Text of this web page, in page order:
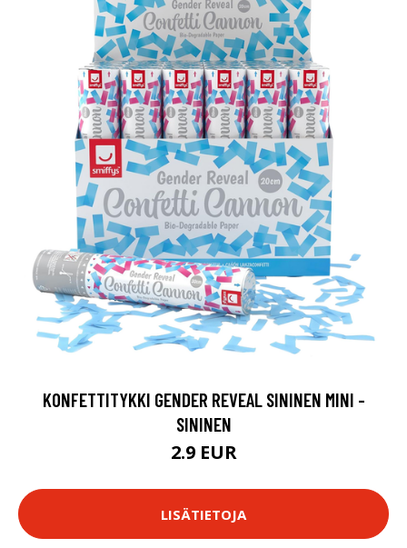
KONFETTITYKKI GENDER REVEAL SININEN MINI -
SININEN
2.9 EUR
LISÄTIETOJA